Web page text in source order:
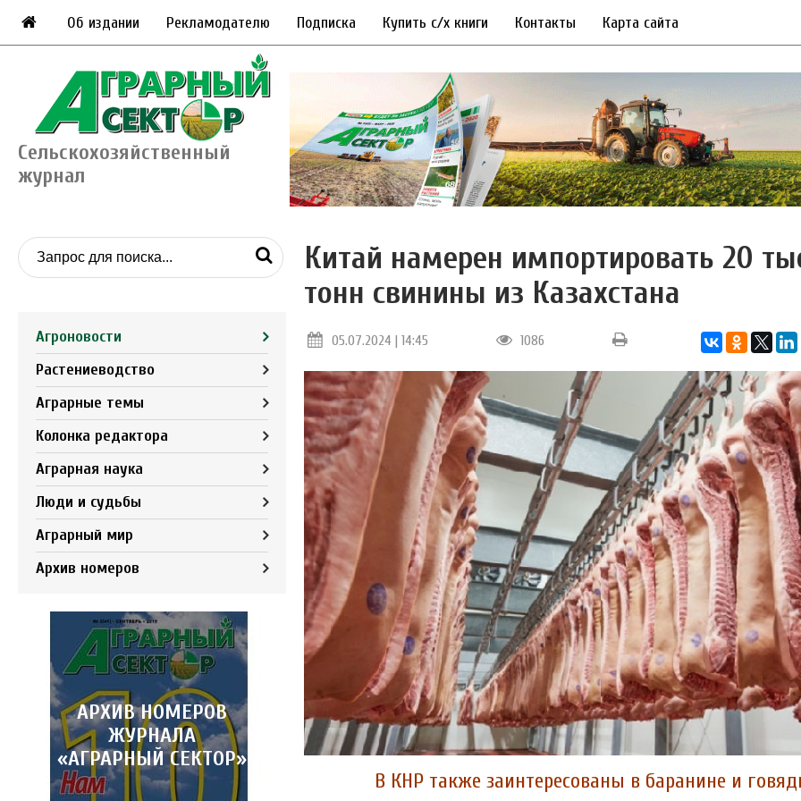
Об издании Рекламодателю Подписка Купить с/х книги Контакты Карта сайта
Сельскохозяйственный
журнал
Агроновости
Растениеводство
Аграрные темы
Колонка редактора
Аграрная наука
Люди и судьбы
Аграрный мир
Архив номеров
АРХИВ НОМЕРОВ
ЖУРНАЛА
«АГРАРНЫЙ СЕКТОР»
Китай намерен импортировать 20
тонн свинины из Казахстана
05.07.2024 | 14:45 1086
В КНР также заинтересованы в баранине и